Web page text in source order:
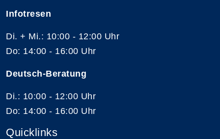
Infotresen
Di. + Mi.: 10:00 - 12:00 Uhr
Do: 14:00 - 16:00 Uhr
Deutsch-Beratung
Di.: 10:00 - 12:00 Uhr
Do: 14:00 - 16:00 Uhr
Quicklinks